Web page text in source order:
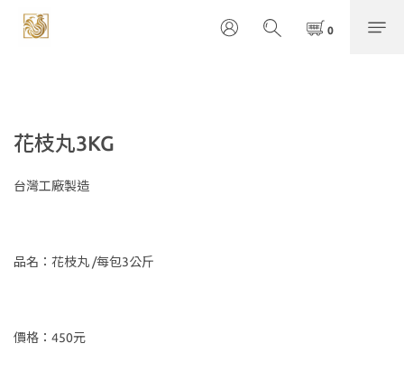
花枝丸3KG
台灣工廠製造
品名：花枝丸 /每包3公斤
價格：450元